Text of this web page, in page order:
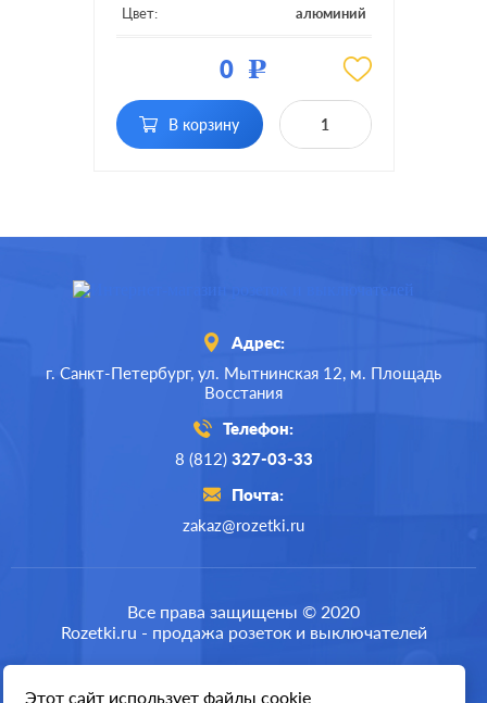
Цвет:
алюминий
пластмасса
розетки:
USB (зарядка 5В)
Разъемы: двойная
0 Р
В корзину
Адрес:
г. Санкт-Петербург, ул. Мытнинская 12, м. Площадь
Восстания
Телефон:
8 (812) 327-03-33
Почта:
zakaz@rozetki.ru
Все права защищены © 2020
Rozetki.ru - продажа розеток и выключателей
Разработка сайта
Этот сайт использует файлы cookie